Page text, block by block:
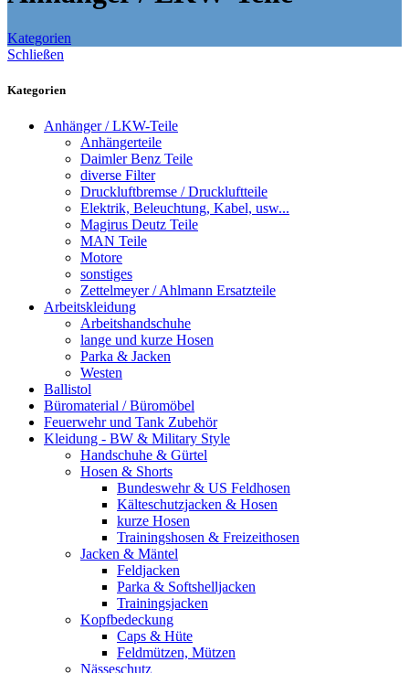
Kategorien
Schließen
Kategorien
Anhänger / LKW-Teile
Anhängerteile
Daimler Benz Teile
diverse Filter
Druckluftbremse / Druckluftteile
Elektrik, Beleuchtung, Kabel, usw...
Magirus Deutz Teile
MAN Teile
Motore
sonstiges
Zettelmeyer / Ahlmann Ersatzteile
Arbeitskleidung
Arbeitshandschuhe
lange und kurze Hosen
Parka & Jacken
Westen
Ballistol
Büromaterial / Büromöbel
Feuerwehr und Tank Zubehör
Kleidung - BW & Military Style
Handschuhe & Gürtel
Hosen & Shorts
Bundeswehr & US Feldhosen
Kälteschutzjacken & Hosen
kurze Hosen
Trainingshosen & Freizeithosen
Jacken & Mäntel
Feldjacken
Parka & Softshelljacken
Trainingsjacken
Kopfbedeckung
Caps & Hüte
Feldmützen, Mützen
Nässeschutz